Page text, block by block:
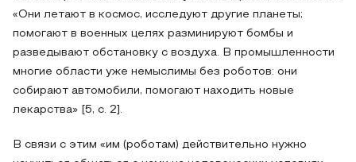
«Они летают в космос, исследуют другие планеты;
помогают в военных целях разминируют бомбы и
разведывают обстановку с воздуха. В промышленности
многие области уже немыслимы без роботов: они
собирают автомобили, помогают находить новые
лекарства» [5, с. 2].
В связи с этим «им (роботам) действительно нужно